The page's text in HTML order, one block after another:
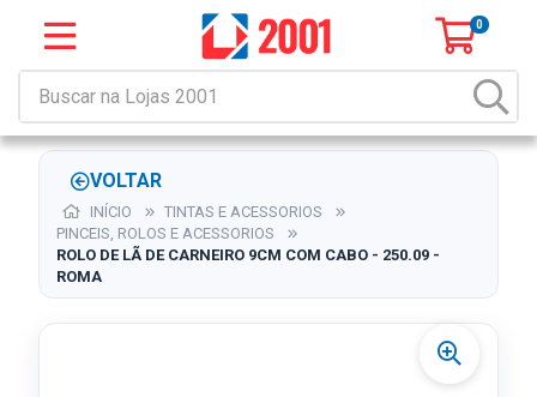
0
VOLTAR
INÍCIO
TINTAS E ACESSORIOS
PINCEIS, ROLOS E ACESSORIOS
ROLO DE LÃ DE CARNEIRO 9CM COM CABO - 250.09 -
ROMA